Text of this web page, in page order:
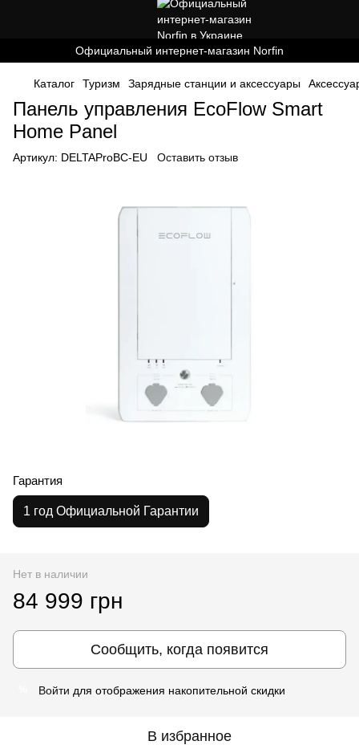
Официальный интернет-магазин Norfin
Каталог Туризм Зарядные станции и аксессуары
Панель управления EcoFlow Smart
Home Panel
Артикул: DELTAProBC-EU Оставить отзыв
Гарантия
1 год Официальной Гарантии
Нет в наличии
84 999 грн
Сообщить, когда появится
Войти для отображения накопительной скидки
В избранное